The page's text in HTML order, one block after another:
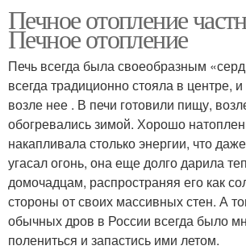
Печное отопление
Печное отопление
Печь всегда была своеобразным
всегда традиционно стояла в центре,
возле нее . В печи готовили пищу,
обогревались зимой. Хорошо
накапливала столько энергии, что
угасал огонь, она еще долго дарила
домочадцам, распространяя его как
стороны от своих массивных стен. А
обычных дров в России всегда было
полениться и запастись ими летом.